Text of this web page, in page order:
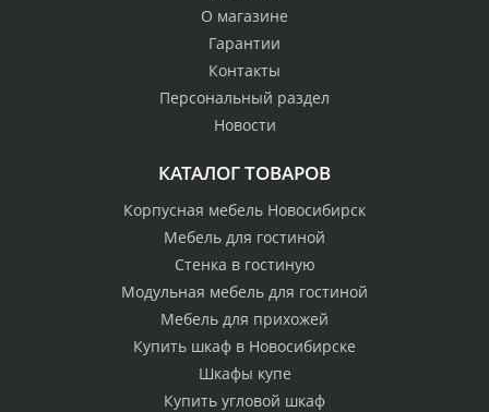
О магазине
Гарантии
Контакты
Персональный раздел
Новости
КАТАЛОГ ТОВАРОВ
Корпусная мебель Новосибирск
Мебель для гостиной
Стенка в гостиную
Модульная мебель для гостиной
Мебель для прихожей
Купить шкаф в Новосибирске
Шкафы купе
Купить угловой шкаф